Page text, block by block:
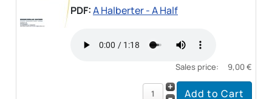
PDF:A Halberter - A Half
Sales price: 9,00 €